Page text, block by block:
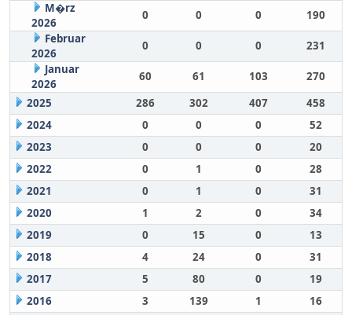
M�rz
2026
0 0 0
190
Februar
2026
0 0 0
231
Januar
2026
60 61 103
270
2025
286 302 407
458
2024
0 0 0
52
2023
0 0 0
20
2022
0 1 0
28
2021
0 1 0
31
2020
1 2 0
34
2019
0 15 0
13
2018
4 24 0
31
2017
5 80 0
19
2016
3 139 1
16